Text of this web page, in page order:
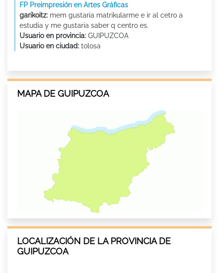
FP Preimpresión en Artes Gráficas
garikoitz: mem gustaria matrikularme e ir al cetro a
estudia y me gustaria saber q centro es.
Usuario en provincia: GUIPUZCOA
Usuario en ciudad: tolosa
MAPA DE GUIPUZCOA
LOCALIZACIÓN DE LA PROVINCIA DE
GUIPUZCOA